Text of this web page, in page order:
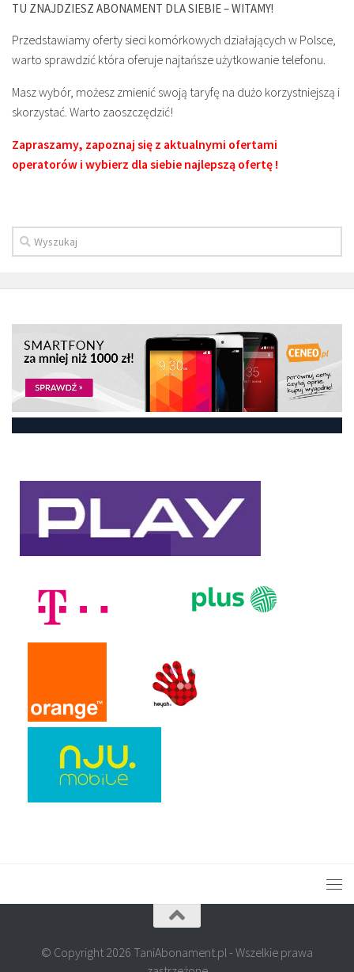
TU ZNAJDZIESZ ABONAMENT DLA SIEBIE – WITAMY!
Przedstawiamy oferty sieci komórkowych działających w Polsce,
warto sprawdzić która oferuje najtańsze użytkowanie telefonu.
Masz wybór, możesz zmienić swoją taryfę na dużo korzystniejszą i
skorzystać. Warto zaoszczędzić!
Zapraszamy, zapoznaj się z aktualnymi ofertami
operatorów i wybierz dla siebie najlepszą ofertę !
© Copyright 2026 TaniAbonament.pl - Wszelkie prawa